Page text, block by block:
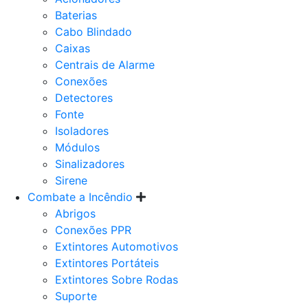
Baterias
Cabo Blindado
Caixas
Centrais de Alarme
Conexões
Detectores
Fonte
Isoladores
Módulos
Sinalizadores
Sirene
Combate a Incêndio
Abrigos
Conexões PPR
Extintores Automotivos
Extintores Portáteis
Extintores Sobre Rodas
Suporte